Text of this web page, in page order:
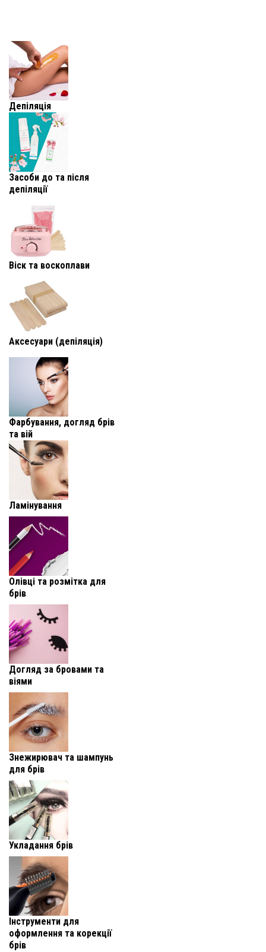
Депіляція
Засоби до та після
депіляції
Віск та воскоплави
Аксесуари (депіляція)
Фарбування, догляд брів
та вій
Ламінування
Олівці та розмітка для
брів
Догляд за бровами та
віями
Знежирювач та шампунь
для брів
Укладання брів
Інструменти для
оформлення та корекції
брів